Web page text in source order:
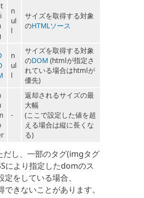
n
ul
l
サイズを取得する対象
のHTMLソース
n
ul
l
サイズを取得する対象
のDOM (htmlが指定さ
れている場合はhtmlが
優先)
-
返却されるサイズの最
大幅
(ここで設定した値を超
える場合は縦に長くな
る)
だし、一部のタグ(imgタグ
により指定したdomのス
定をしている場合、
できないことがあります。